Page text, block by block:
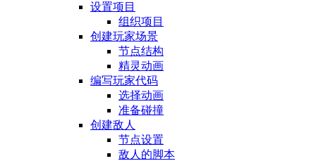
设置项目
组织项目
创建玩家场景
节点结构
精灵动画
编写玩家代码
选择动画
准备碰撞
创建敌人
节点设置
敌人的脚本